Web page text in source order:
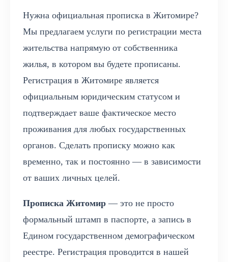
Нужна официальная прописка в Житомире?
Мы предлагаем услуги по регистрации места
жительства напрямую от собственника
жилья, в котором вы будете прописаны.
Регистрация в Житомире является
официальным юридическим статусом и
подтверждает ваше фактическое место
проживания для любых государственных
органов. Сделать прописку можно как
временно, так и постоянно — в зависимости
от ваших личных целей.
Прописка Житомир — это не просто
формальный штамп в паспорте, а запись в
Едином государственном демографическом
реестре. Регистрация проводится в нашей